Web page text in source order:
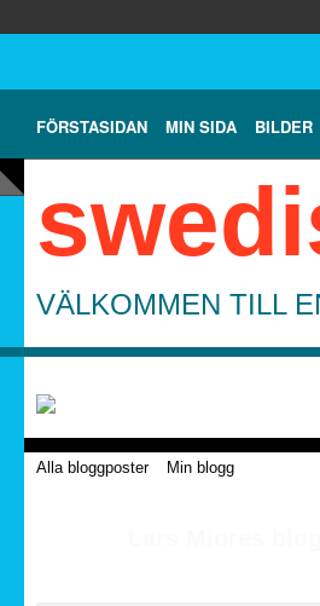
FÖRSTASIDAN MIN SIDA BILDER
VÄLKOMMEN TILL
Alla bloggposter Min blogg